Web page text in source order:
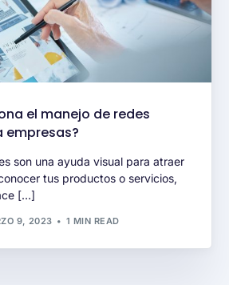
el manejo de redes
empresas?
son una ayuda visual para atraer
tus productos o servicios,
[…]
9, 2023 1 MIN READ